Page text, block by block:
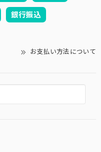
銀行振込
お支払い方法について